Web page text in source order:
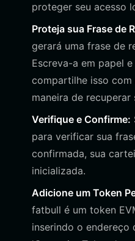
proteger seu acesso
Proteja sua Frase de
gerará uma frase de
Escreva-a em papel
compartilhe isso com
maneira de recuperar
Verifique e Confirme:
para verificar sua
confirmada, sua
inicializada.
Adicione um Token
fatbull é um token
inserindo o endereço